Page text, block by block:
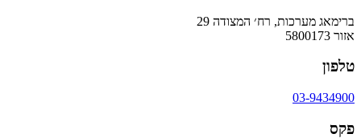
ברימאג מערכות, רח׳ המצודה 29
אזור 5800173
טלפון
03-9434900
פקס